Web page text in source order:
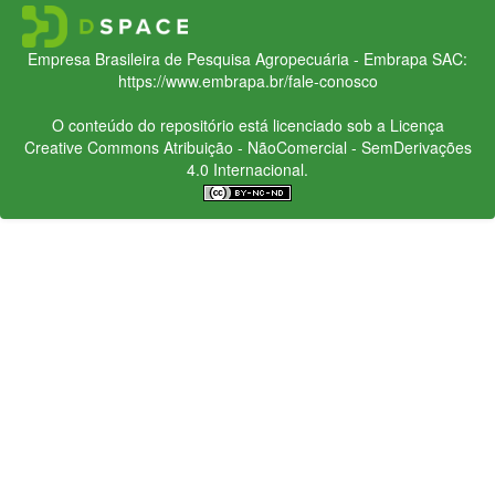
Empresa Brasileira de Pesquisa Agropecuária - Embrapa SAC:
https://www.embrapa.br/fale-conosco
O conteúdo do repositório está licenciado sob a Licença
Creative CommonsAtribuição - NãoComercial - SemDerivações
4.0 Internacional.